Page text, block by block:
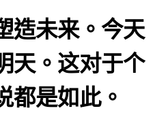
造未来。今天
天。这对于个
都是如此。